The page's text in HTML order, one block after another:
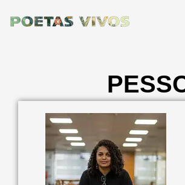
para